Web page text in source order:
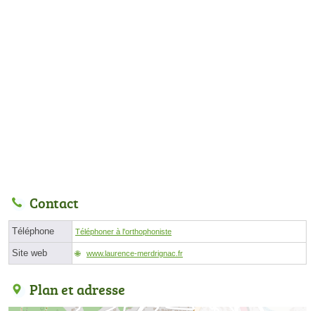
Contact
Téléphone Téléphoner à l'orthophoniste
Site web www.laurence-merdrignac.fr
Plan et adresse